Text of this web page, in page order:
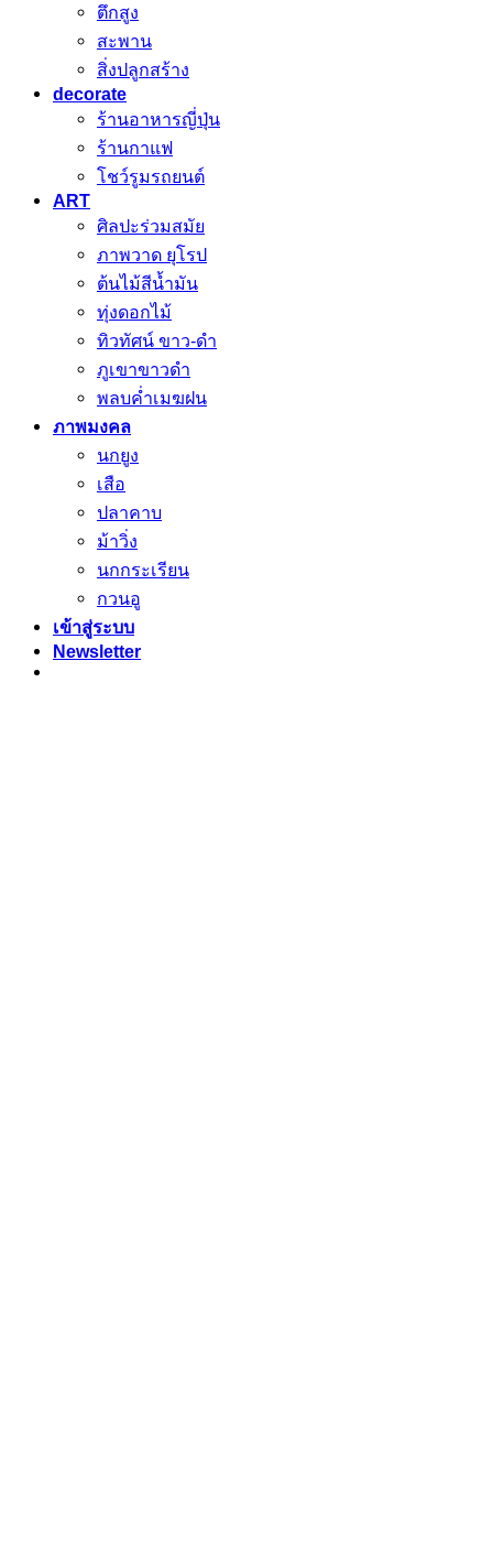
ตึกสูง
สะพาน
สิ่งปลูกสร้าง
decorate
ร้านอาหารญี่ปุ่น
ร้านกาแฟ
โชว์รูมรถยนต์
ART
ศิลปะร่วมสมัย
ภาพวาด ยุโรป
ต้นไม้สีน้ำมัน
ทุ่งดอกไม้
ทิวทัศน์ ขาว-ดำ
ภูเขาขาวดำ
พลบค่ำเมฆฝน
ภาพมงคล
นกยูง
เสือ
ปลาคาบ
ม้าวิ่ง
นกกระเรียน
กวนอู
เข้าสู่ระบบ
Newsletter